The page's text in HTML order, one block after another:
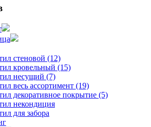
стеновой (12)
кровельный (15)
несущий (7)
весь ассортимент (19)
декоративное покрытие (5)
некондиция
для забора